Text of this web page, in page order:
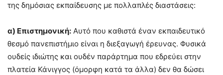
της δημόσιας εκπαίδευσης με πολλαπλές διαστάσεις:
α) Επιστημονική: Αυτό που καθιστά έναν εκπαιδευτικό
θεσμό πανεπιστήμιο είναι η διεξαγωγή έρευνας. Φυσικά
ουδείς ιδιώτης και ουδέν παράρτημα που εδρεύει στην
πλατεία Κάνιγγος (όμορφη κατά τα άλλα) δεν θα δώσει